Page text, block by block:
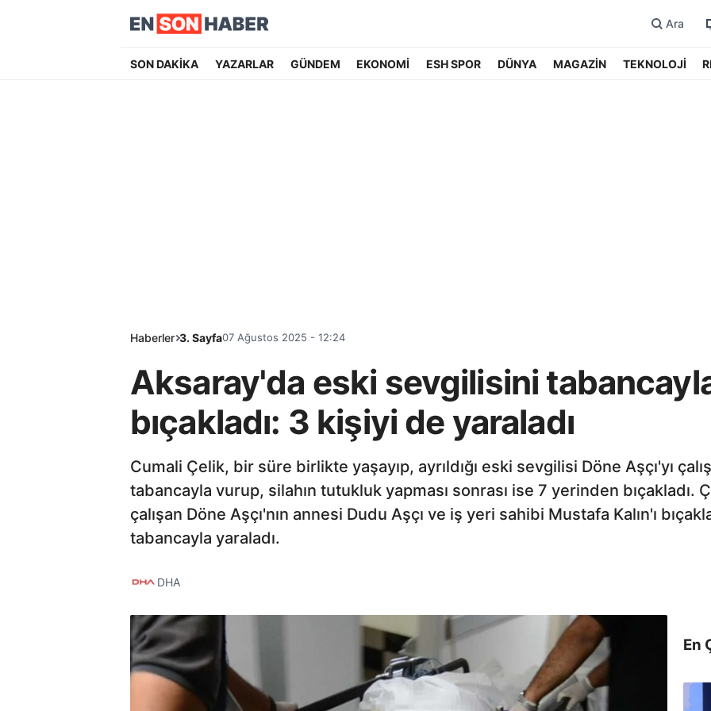
Ara
SON DAKİKA YAZARLAR GÜNDEM EKONOMİ ESH SPOR DÜNYA MAGAZİN TEKNOLOJİ
Haberler 3. Sayfa07 Ağustos 2025 - 12:24
Aksaray'da eski sevgilisini
bıçakladı: 3 kişiyi de yaraladı
Cumali Çelik, bir süre birlikte yaşayıp, ayrıldığı eski sevgilisi Döne Aşçı'yı
tabancayla vurup, silahın tutukluk yapması sonrası ise 7 yerinden bıçakladı.
çalışan Döne Aşçı'nın annesi Dudu Aşçı ve iş yeri sahibi Mustafa Kalın'ı
tabancayla yaraladı.
DHA
En